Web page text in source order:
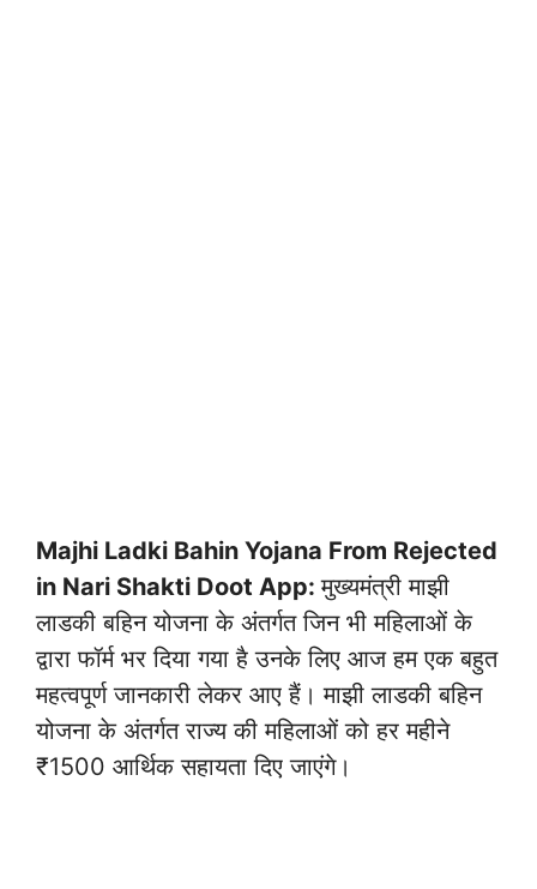
Majhi Ladki Bahin Yojana From Rejected
in Nari Shakti Doot App:मुख्यमंत्री माझी
लाडकी बहिन योजना के अंतर्गत जिन भी महिलाओं के
द्वारा फॉर्म भर दिया गया है उनके लिए आज हम एक बहुत
महत्वपूर्ण जानकारी लेकर आए हैं। माझी लाडकी बहिन
योजना के अंतर्गत राज्य की महिलाओं को हर महीने
₹1500 आर्थिक सहायता दिए जाएंगे।